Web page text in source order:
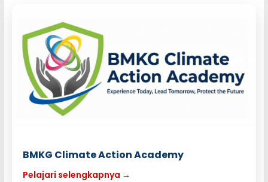
BMKG Climate Action Academy
Pelajari selengkapnya →